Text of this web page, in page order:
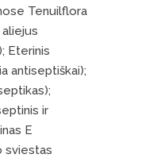
Tenuilflora
Eterinis
antiseptiškai);
ir
E
sviestas